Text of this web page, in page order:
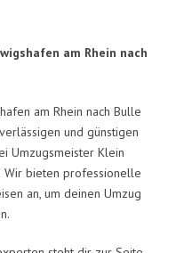
am Rhein nach
am Rhein nach Bulle
und günstigen
Umzugsmeister Klein
Wir bieten professionelle
an, um deinen Umzug